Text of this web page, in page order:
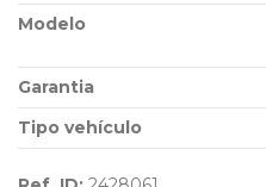
Modelo
Garantia
Tipo vehículo